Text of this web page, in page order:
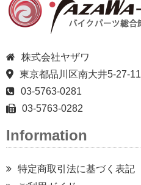
株式会社ヤザワ
東京都品川区南大井5-27-11
03-5763-0281
03-5763-0282
Information
特定商取引法に基づく表記